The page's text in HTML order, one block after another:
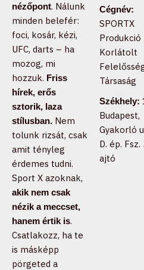
nézőpont. Nálunk
minden belefér:
foci, kosár, kézi,
UFC, darts – ha
mozog, mi
hozzuk. Friss
hírek, erős
sztorik, laza
stílusban. Nem
tolunk rizsát, csak
amit tényleg
érdemes tudni.
Sport X azoknak,
akik nem csak
nézik a meccset,
hanem értik is.
Csatlakozz, ha te
is másképp
pörgeted a
Cégnév:
SPORTX
Produkció
Korlátolt
Társaság
Székhely:
Budapest,
Gyakorló
D. ép. Fsz.
ajtó